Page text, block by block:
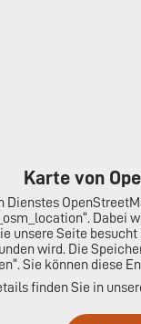
Karte von
Dabei
unsere Seite
wird. Die
Sie können diese
finden Sie in